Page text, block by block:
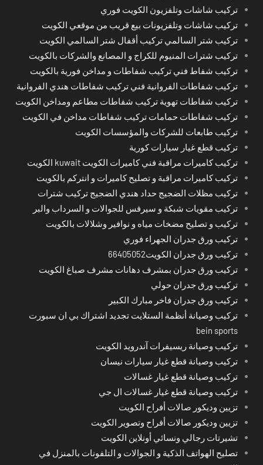
تركيب شاشات وتلفزيون الكويت فوري
تركيب شاشات وتلفزيونات بيع قريب من موقعي الكويت
تركيب شتر السالمي تركيب أقفال شتر السالمي الكويت
تركيب شترات المنيوم للكراج و المصانع والشركات بالكويت
تركيب شفاط فني تركيب شفاطات و مداخن فورية بالكويت
تركيب شفاطات الفروانية فني تركيب شفاطات هندي الفروانية
تركيب شفاطات تهوية تركيب شفاطات مطاعم ومداخن الكويت
تركيب شفاطات حمامات تركيب شفاطات مداخن في الكويت
تركيب طابعات للشركات والمؤسسات الكويت
تركيب قطع غيار سيارات كورية
تركيب كاميرات مراقبة فني كاميرات الكويت kuwait الكويت
تركيب كاميرات مراقبة و تصليح كاميرات و انتركم بالكويت
تركيب مظلات الضجيج حداد هندي الضجيج تركيب شترات
تركيب مقويات شبكة و سيرفس للجوالات و السرداب والبر
تركيب و تصليح مضخات مياه و نوافير وشلالات بالكويت
تركيب ورق جدران الجهراء فوري
تركيب ورق جدران الكويت66405052
تركيب ورق جدران بمشرف دهانات مشرف صباغ الكويت
تركيب ورق جدران حولي
تركيب ورق جدران فاخر مبارك الكبير
تركيب وصيانة أنظمة الستلايت تجديد اشتراك بي ان سبورت
bein sports
تركيب وصيانة ريسيفرات آندرويد الكويت
تركيب وصيانة قطع غيار سيارات نيسان
تركيب وصيانة قطع غيار غسالات
تركيب وصيانة قطع غيار غسالات ال جي
تزيين وديكور صالات أفراح الكويت
تزيين وديكور صالات أفراح وتصوير الكويت
تشيرتات رجالي ونسائي أونلاين الكويت
تصليح الهواتف الذكية و الجوالات و التلفونات بالمنزل في